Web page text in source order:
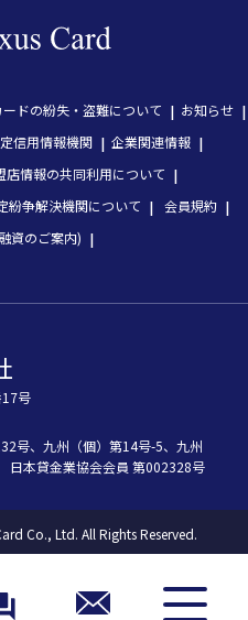
ードの紛失・盗難について
お知らせ
信用情報機関
企業関連情報
店情報の共同利用について
紛争解決機関について
会員規約
資のご案内)
号
号、 九州（個）第14号-5、 九州
日本貸金業協会会員 第002328号
Co., Ltd. All Rights Reserved.